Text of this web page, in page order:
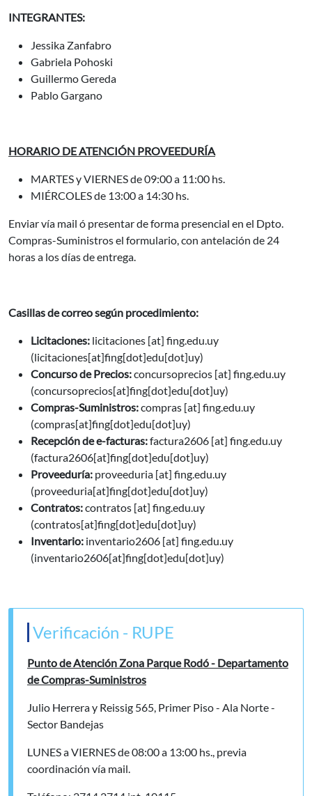
INTEGRANTES:
Jessika Zanfabro
Gabriela Pohoski
Guillermo Gereda
Pablo Gargano
HORARIO DE ATENCIÓN PROVEEDURÍA
MARTES y VIERNES de 09:00 a 11:00 hs.
MIÉRCOLES de 13:00 a 14:30 hs.
Enviar vía mail ó presentar de forma presencial en el Dpto.
Compras-Suministros el formulario, con antelación de 24
horas a los días de entrega.
Casillas de correo según procedimiento:
Licitaciones: licitaciones [at] fing.edu.uy
(licitaciones[at]fing[dot]edu[dot]uy)
Concurso de Precios:concursoprecios [at] fing.edu.uy
(concursoprecios[at]fing[dot]edu[dot]uy)
Compras-Suministros:compras [at] fing.edu.uy
(compras[at]fing[dot]edu[dot]uy)
Recepción de e-facturas:factura2606 [at] fing.edu.uy
(factura2606[at]fing[dot]edu[dot]uy)
Proveeduría: proveeduria [at] fing.edu.uy
(proveeduria[at]fing[dot]edu[dot]uy)
Contratos:contratos [at] fing.edu.uy
(contratos[at]fing[dot]edu[dot]uy)
Inventario: inventario2606 [at] fing.edu.uy
(inventario2606[at]fing[dot]edu[dot]uy)
Verificación - RUPE
Punto de Atención Zona Parque Rodó - Departamento
de Compras-Suministros
Julio Herrera y Reissig 565, Primer Piso - Ala Norte -
Sector Bandejas
LUNES a VIERNES de 08:00 a 13:00 hs., previa
coordinación vía mail.